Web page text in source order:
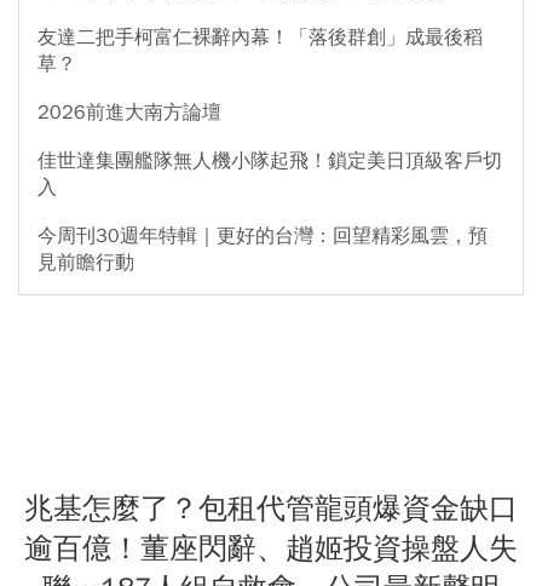
友達二把手柯富仁裸辭內幕！「落後群創」成最後稻
草？
2026前進大南方論壇
佳世達集團艦隊無人機小隊起飛！鎖定美日頂級客戶切
入
今周刊30週年特輯｜更好的台灣：回望精彩風雲，預
見前瞻行動
兆基怎麼了？包租代管龍頭爆資金缺口
逾百億！董座閃辭、趙姬投資操盤人失